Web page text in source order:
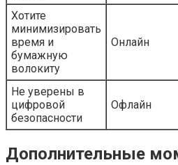
Хотите
минимизировать
время и
бумажную
волокиту
Онлайн
Не уверены в
цифровой
безопасности
Офлайн
Дополнительные